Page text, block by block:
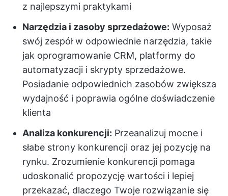
z najlepszymi praktykami
Narzędzia i zasoby sprzedażowe: Wyposaż
swój zespół w odpowiednie narzędzia, takie
jak oprogramowanie CRM, platformy do
automatyzacji i skrypty sprzedażowe.
Posiadanie odpowiednich zasobów zwiększa
wydajność i poprawia ogólne doświadczenie
klienta
Analiza konkurencji: Przeanalizuj mocne i
słabe strony konkurencji oraz jej pozycję na
rynku. Zrozumienie konkurencji pomaga
udoskonalić propozycję wartości i lepiej
przekazać, dlaczego Twoje rozwiązanie się